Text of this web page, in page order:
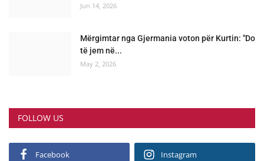
Jun 14, 2026
Mërgimtar nga Gjermania voton për Kurtin: "Do
të jem në...
May 2, 2026
FOLLOW US
Facebook Instagram